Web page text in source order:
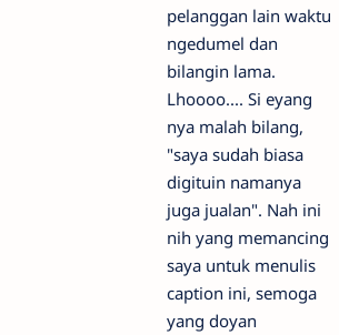
pelanggan lain waktu
ngedumel dan
bilangin lama.
Lhoooo.... Si eyang
nya malah bilang,
"saya sudah biasa
digituin namanya
juga jualan". Nah ini
nih yang memancing
saya untuk menulis
caption ini, semoga
yang doyan